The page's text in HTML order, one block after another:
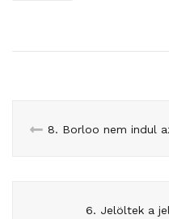
8. Borloo nem indul